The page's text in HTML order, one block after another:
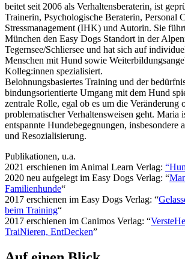
beitet seit 2006 als Verhaltensberaterin, ist
Trainerin, Psychologische Beraterin, Personal
Stressmanagement (IHK) und Autorin. Sie
München den Easy Dogs Standort in der
Tegernsee/Schliersee und hat sich auf
Menschen mit Hund sowie
Kolleg:innen spezialisiert.
Belohnungsbasiertes Training und der
bindungsorientierte Umgang mit dem Hund
zentrale Rolle, egal ob es um die Veränderung
problematischer Verhaltensweisen geht. Maria
entspannte Hundebegegnungen, insbesondere
und Resozialisierung.
Publikationen, u.a.
2021 erschienen im Animal Learn Verlag:
2020 neu aufgelegt im Easy Dogs Verlag: “
Familienhunde“
2017 erschienen im Easy Dogs Verlag: “
beim Training“
2017 erschienen im Canimos Verlag: “
TraiNieren, EntDecken”